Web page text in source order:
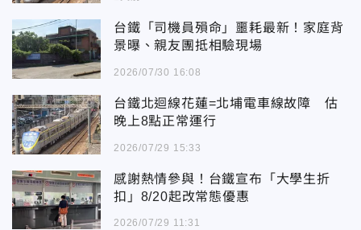
台鐵「司機員殞命」噩耗最新！家庭背
景曝、親友團抵相驗現場
2026/07/30 16:08
台鐵北迴線花蓮=北埔電車線故障 估
晚上8點正常運行
2026/07/29 15:33
感謝熱情參與！台鐵宣布「大學生折
扣」8/20起改常態優惠
2026/07/29 11:31